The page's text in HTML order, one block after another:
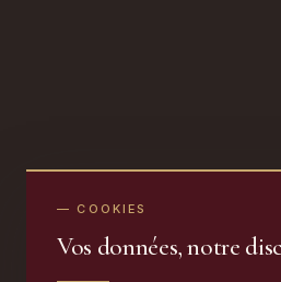
— COOKIES
Vos données, notre